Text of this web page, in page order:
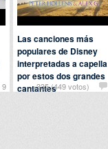
9 +335 (449 votos)
Las canciones más
populares de Disney
interpretadas a capella
por estos dos grandes
cantantes